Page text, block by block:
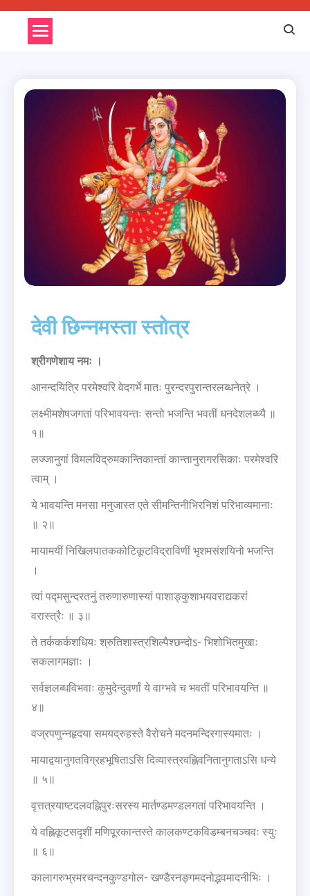
देवी छिन्नमस्ता स्तोत्र
श्रीगणेशाय नमः ।
आनन्दयित्रि परमेश्वरि वेदगर्भे मातः पुरन्दरपुरान्तरलब्धनेत्रे ।
लक्ष्मीमशेषजगतां परिभावयन्तः सन्तो भजन्ति भवतीं धनदेशलब्ध्यै ॥
१॥
लज्जानुगां विमलविद्रुमकान्तिकान्तां कान्तानुरागरसिकाः परमेश्वरि
त्वाम् ।
ये भावयन्ति मनसा मनुजास्त एते सीमन्तिनीभिरनिशं परिभाव्यमानाः
॥ २॥
मायामयीं निखिलपातककोटिकूटविद्राविणीं भृशमसंशयिनो भजन्ति
।
त्वां पद्मसुन्दरतनुं तरुणारुणास्यां पाशाङ्कुशाभयवराद्यकरां
वरास्त्रैः ॥ ३॥
ते तर्ककर्कशधियः श्रुतिशास्त्रशिल्पैश्छन्दोऽ- भिशोभितमुखाः
सकलागमज्ञाः ।
सर्वज्ञलब्धविभवाः कुमुदेन्दुवर्णां ये वाग्भवे च भवतीं परिभावयन्ति ॥
४॥
वज्रपणुन्नहृदया समयद्रुहस्ते वैरोचने मदनमन्दिरगास्यमातः ।
मायाद्वयानुगतविग्रहभूषिताऽसि दिव्यास्त्रवह्निवनितानुगताऽसि धन्ये
॥ ५॥
वृत्तत्रयाष्टदलवह्निपुरःसरस्य मार्तण्डमण्डलगतां परिभावयन्ति ।
ये वह्निकूटसदृशीं मणिपूरकान्तस्ते कालकण्टकविडम्बनचञ्चवः स्युः
॥ ६॥
कालागरुभ्रमरचन्दनकुण्डगोल- खण्डैरनङ्गमदनोद्भवमादनीभिः ।